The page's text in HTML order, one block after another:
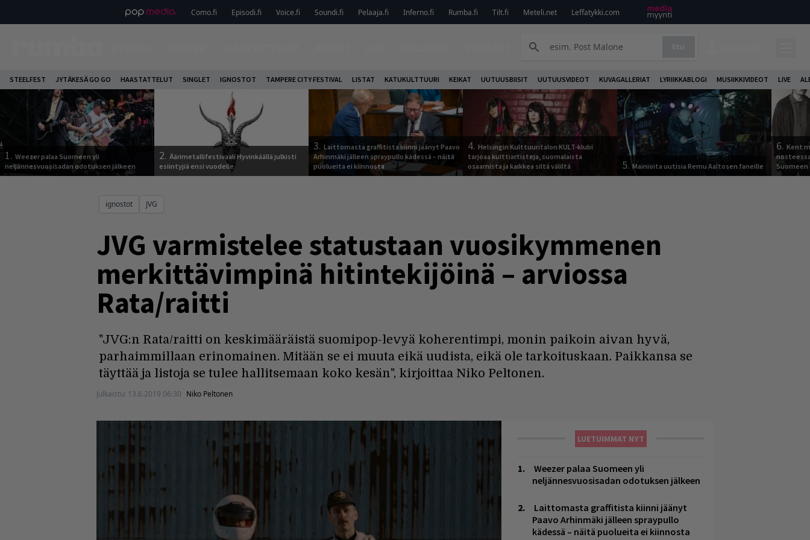
Como.fi Episodi.fi Voice.fi Soundi.fi Pelaaja.fi Inferno.fi Rumba.fi Tilt.fi Meteli.net Leffatykki.com
STEELFEST JYTÄKESÄ GO GO HAASTATTELUT SINGLET IGNOSTOT TAMPERE CITY FESTIVAL LISTAT KATUKULTTUURI KEIKAT UUTUUSBIISIT UUTUUSVIDEOT KUVAGALLERIAT LYRIIKKABLOGI MUSIIKKIVIDEOT LIVE
1. Weezer palaa Suomeen yli
neljännesvuosisadan odotuksen jälkeen
2. Äärimetallifestivaali Hyvinkäällä julkisti
esiintyjiä ensi vuodelle
3. Laittomasta graffitista kiinni jäänyt Paavo
Arhinmäki jälleen spraypullo kädessä – näitä
puolueita ei kiinnosta
4. Helsingin Kulttuuritalon KULT-klubi
tarjoaa kulttiartisteja, suomalaista
osaamista ja kaikkea siltä väliltä
5.Mainioita uutisia Remu Aaltosen faneille
6. Kent
Suomeen
ignostot JVG
JVG varmistelee statustaan vuosikymmenen
merkittävimpinä hitintekijöinä – arviossa
Rata/raitti
"JVG:n Rata/raitti on keskimääräistä suomipop-levyä koherentimpi, monin paikoin aivan hyvä,
parhaimmillaan erinomainen. Mitään se ei muuta eikä uudista, eikä ole tarkoituskaan. Paikkansa se
täyttää ja listoja se tulee hallitsemaan koko kesän", kirjoittaa Niko Peltonen.
Julkaistu: 13.6.2019 06:30 Niko Peltonen
LUETUIMMAT NYT
Weezer palaa Suomeen yli
neljännesvuosisadan odotuksen jälkeen
Laittomasta graffitista kiinni jäänyt
Paavo Arhinmäki jälleen spraypullo
kädessä – näitä puolueita ei kiinnosta